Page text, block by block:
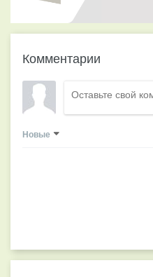
Комментарии
Новые